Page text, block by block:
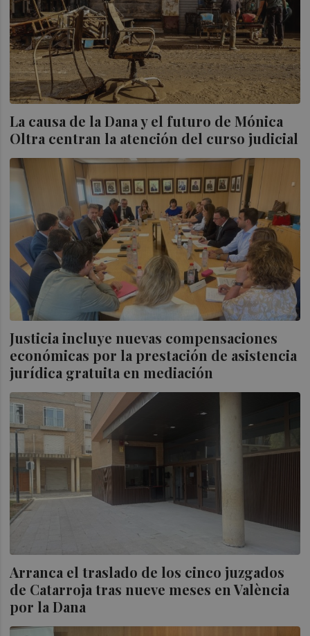
La causa de la Dana y el futuro de Mónica
Oltra centran la atención del curso judicial
Justicia incluye nuevas compensaciones
económicas por la prestación de asistencia
jurídica gratuita en mediación
Arranca el traslado de los cinco juzgados
de Catarroja tras nueve meses en València
por la Dana